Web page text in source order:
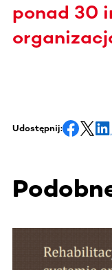
ponad 30
Udostępnij:
Ta sekcja